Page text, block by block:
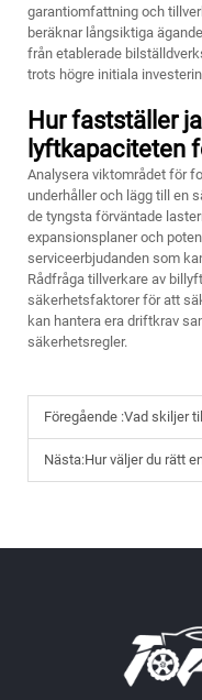
garantiomfattning och
beräknar långsiktiga
från etablerade
trots högre initiala
Hur fastställer
lyftkapaciteten
Analysera viktområdet för
underhåller och lägg till en
de tyngsta förväntade
expansionsplaner och
serviceerbjudanden som
Rådfråga tillverkare av
säkerhetsfaktorer för att
kan hantera era driftkrav
säkerhetsregler.
Föregående :Vad skiljer
Nästa:Hur väljer du rätt